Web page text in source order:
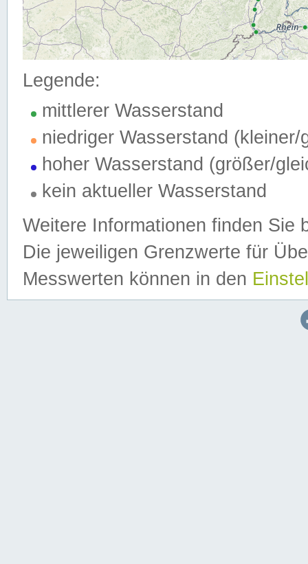
Legende:
mittlerer Wasserstand
niedriger Wasserstand (kleiner/
hoher Wasserstand (größer/
kein aktueller Wasserstand
Weitere Informationen finden Sie
Die jeweiligen Grenzwerte für
Messwerten können in den